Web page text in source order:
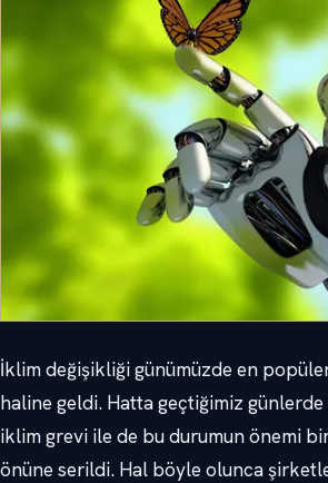
İklim değişikliği günümüzde en
haline geldi. Hatta geçtiğimiz
iklim grevi ile de bu durumun önemi
önüne serildi. Hal böyle olunca